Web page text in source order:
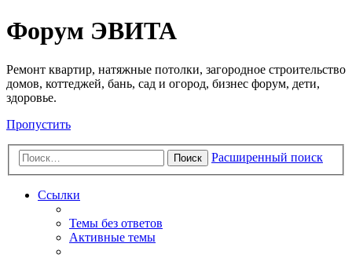
Регистрация
Форум ЭВИТА
Ремонт квартир, натяжные потолки, загородное строительство
домов, коттеджей, бань, сад и огород, бизнес форум, дети,
здоровье.
Пропустить
Поиск Расширенный поиск
Ссылки
Темы без ответов
Активные темы